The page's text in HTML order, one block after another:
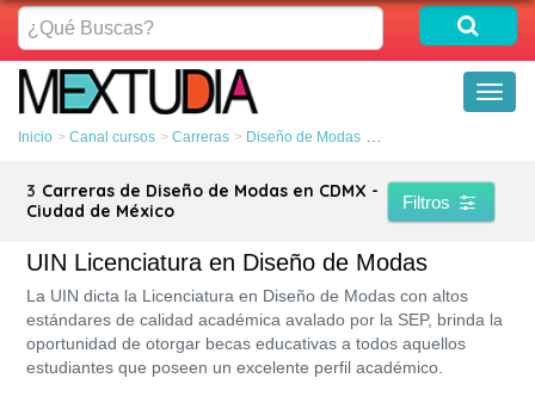
¿Qué
Buscas?
Inicio Canal cursos Carreras Diseño de Modas CDMX - Ciudad de
3 Carreras de Diseño de Modas en CDMX -
Ciudad de México
Filtros
UIN Licenciatura en Diseño de Modas
La UIN dicta la Licenciatura en Diseño de Modas con altos
estándares de calidad académica avalado por la SEP, brinda la
oportunidad de otorgar becas educativas a todos aquellos
estudiantes que poseen un excelente perfil académico.